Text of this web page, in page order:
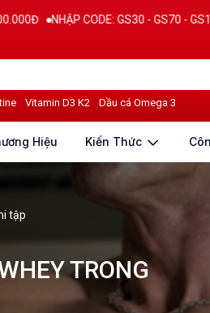
GS30 - GS70 - GS100 giảm trực tiếp
Vitamin D3 K2 Dầu cá Omega 3
Hiệu Kiến Thức
tập
TRONG